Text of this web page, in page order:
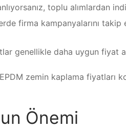
toplu alımlardan
firma kampanyalarını
genellikle daha uygun fiyat
zemin kaplama fiyatları
Önemi